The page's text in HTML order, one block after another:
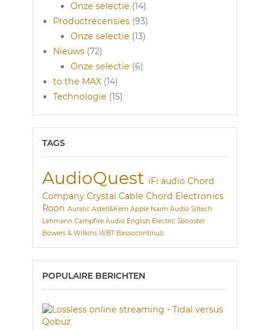
Onze selectie (14)
Productrecensies (93)
Onze selectie (13)
Nieuws (72)
Onze selectie (6)
to the MAX (14)
Technologie (15)
TAGS
AudioQuest iFi audio Chord
Company Crystal Cable Chord Electronics
Roon Auralic Astell&Kern Apple Naim Audio Siltech
Lehmann Campfire Audio English Electric Sbooster
Bowers & Wilkins WBT Bassocontinuo
POPULAIRE BERICHTEN